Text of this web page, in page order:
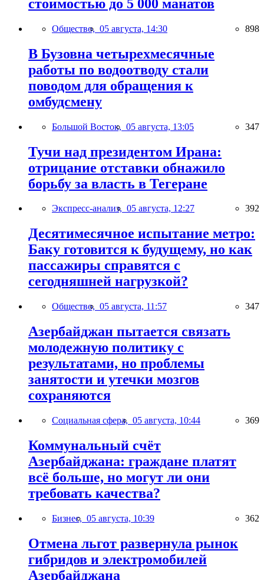
стоимостью до 5 000 манатов
Общество, 05 августа, 14:30 898
В Бузовна четырехмесячные
работы по водоотводу стали
поводом для обращения к
омбудсмену
Большой Восток, 05 августа, 13:05 347
Тучи над президентом Ирана:
отрицание отставки обнажило
борьбу за власть в Тегеране
Экспресс-анализ, 05 августа, 12:27 392
Десятимесячное испытание метро:
Баку готовится к будущему, но как
пассажиры справятся с
сегодняшней нагрузкой?
Общество, 05 августа, 11:57 347
Азербайджан пытается связать
молодежную политику с
результатами, но проблемы
занятости и утечки мозгов
сохраняются
Социальная сфера, 05 августа, 10:44 369
Коммунальный счёт
Азербайджана: граждане платят
всё больше, но могут ли они
требовать качества?
Бизнес, 05 августа, 10:39 362
Отмена льгот развернула рынок
гибридов и электромобилей
Азербайджана